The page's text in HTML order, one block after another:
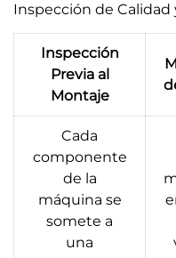
Inspección de Calidad
Inspección
Previa al
Montaje
Cada
componente
de la
máquina se
somete a
una